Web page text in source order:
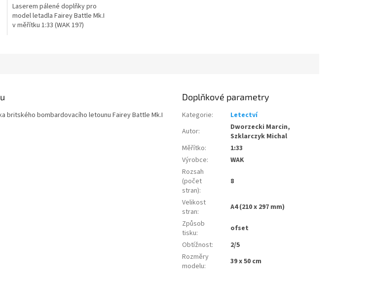
Laserem pálené doplňky pro
model letadla Fairey Battle Mk.I
v měřítku 1:33 (WAK 197)
britského bombardovacího letounu Fairey Battle Mk.I
Doplňkové parametry
Kategorie:
Letectví
Autor:
Dworzecki Marcin,
Szklarczyk Michal
Měřítko:
1:33
Výrobce:
WAK
Rozsah
(počet
stran):
8
Velikost
stran:
A4 (210 x 297 mm)
Způsob
tisku:
ofset
Obtížnost:
2/5
Rozměry
modelu: 39 x 50 cm